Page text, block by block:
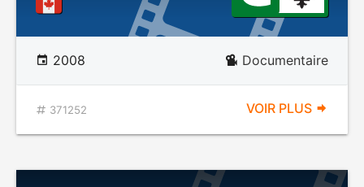
2008 Documentaire
371252 VOIR PLUS